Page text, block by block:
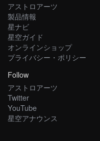
アストロアーツ
製品情報
星ナビ
星空ガイド
オンラインショップ
プライバシー・ポリシー
Follow
アストロアーツ
Twitter
YouTube
星空アナウンス